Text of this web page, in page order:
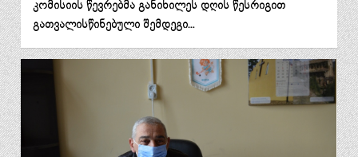
კომისიის წევრებმა განიხილეს დღის წესრიგით
გათვალისწინებული შემდეგი…